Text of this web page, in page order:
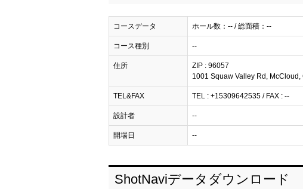
コースデータ ホール数：-- / 総面積：--
コース種別 --
住所
ZIP : 96057
1001 Squaw Valley Rd,
TEL&FAX TEL : +15309642535 / FAX : --
設計者 --
開場日 --
ShotNaviデータダウンロード